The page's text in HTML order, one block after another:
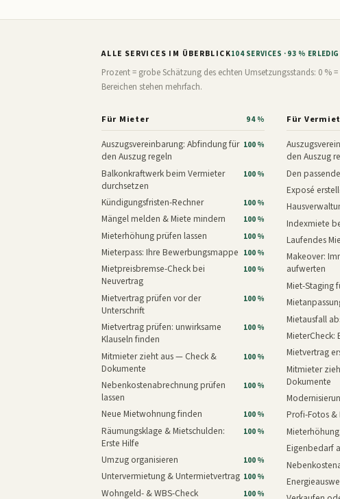
ALLE SERVICES IM ÜBERBLICK104 SERVICES · 93 %
Prozent = grobe Schätzung des echten Umsetzungsstands: 0 %
Bereichen stehen mehrfach.
Für Mieter 94 %
Auszugsvereinbarung: Abfindung für
den Auszug regeln
100 %
Balkonkraftwerk beim Vermieter
durchsetzen
100 %
Kündigungsfristen-Rechner 100 %
Mängel melden & Miete mindern 100 %
Mieterhöhung prüfen lassen 100 %
Mieterpass: Ihre Bewerbungsmappe 100 %
Mietpreisbremse-Check bei
Neuvertrag
100 %
Mietvertrag prüfen vor der
Unterschrift
100 %
Mietvertrag prüfen: unwirksame
Klauseln finden
100 %
Mitmieter zieht aus — Check &
Dokumente
100 %
Nebenkostenabrechnung prüfen
lassen
100 %
Neue Mietwohnung finden 100 %
Räumungsklage & Mietschulden:
Erste Hilfe
100 %
Umzug organisieren 100 %
Untervermietung & Untermietvertrag 100 %
Wohngeld- & WBS-Check 100 %
Für
den Auszug
Den
Exposé
Indexmiete
Laufendes
Makeover:
aufwerten
Miet-Staging
Mietausfall
MieterCheck:
Mietvertrag
Mitmieter
Dokumente
Profi-Fotos
Eigenbedarf